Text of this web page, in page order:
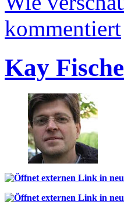
kommentiert
Kay